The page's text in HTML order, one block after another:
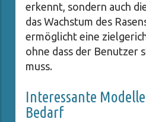
erkennt, sondern auch
das Wachstum des
ermöglicht eine
ohne dass der Benutzer
muss.
Interessante
Bedarf